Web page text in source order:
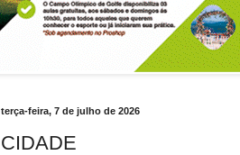
terça-feira, 7 de julho de 2026
CIDADE